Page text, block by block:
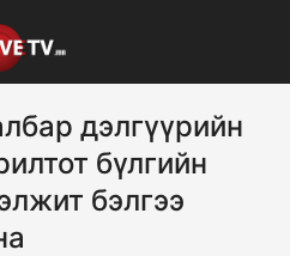
дэлгүүрийн
бүлгийн
бэлгээ